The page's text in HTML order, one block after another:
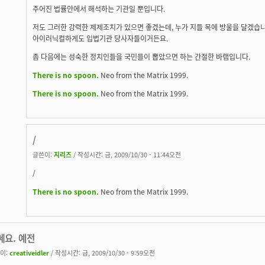
주어진 법률안에서 해석하는 기관일 뿐입니다.
저도 그러한 강력한 제제조치가 있으면 좋겠는데, 누가 지들 목에 방울을 달겠습
아이러닉컬하게도 입법기관 당사자들이거든요.
좀 다음에는 성숙한 정치인들을 국민들이 뽑았으면 하는 간절한 바램입니다.
There is no spoon. Neo from the Matrix 1999.
There is no spoon. Neo from the Matrix 1999.
/
글쓴이: 지리즈 / 작성시간: 금, 2009/10/30 - 11:44오전
/
There is no spoon. Neo from the Matrix 1999.
요. 예전
: creativeidler / 작성시간: 금, 2009/10/30 - 9:59오전